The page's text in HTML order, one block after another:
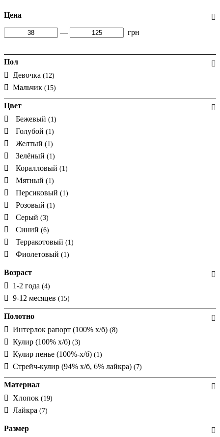
Цена
— грн
Пол
Девочка (12)
Мальчик (15)
Цвет
Бежевый (1)
Голубой (1)
Желтый (1)
Зелёный (1)
Коралловый (1)
Мятный (1)
Персиковый (1)
Розовый (1)
Серый (3)
Синий (6)
Терракотовый (1)
Фиолетовый (1)
Возраст
1-2 года (4)
9-12 месяцев (15)
Полотно
Интерлок рапорт (100% х/б) (8)
Кулир (100% х/б) (3)
Кулир пенье (100%-х/б) (1)
Стрейч-кулир (94% х/б, 6% лайкра) (7)
Материал
Хлопок (19)
Лайкра (7)
Размер